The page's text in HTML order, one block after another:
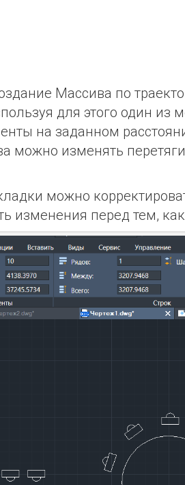
Массива по
для этого один
на заданном
можно изменять
можно
изменения перед тем,